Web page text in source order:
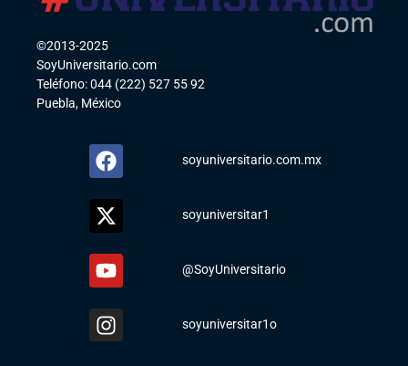
©2013-2025
SoyUniversitario.com
Teléfono: 044 (222) 527 55 92
Puebla, México
soyuniversitario.com.mx
soyuniversitar1
@SoyUniversitario
soyuniversitar1o